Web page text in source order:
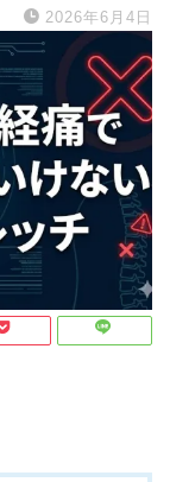
2026年6月4日